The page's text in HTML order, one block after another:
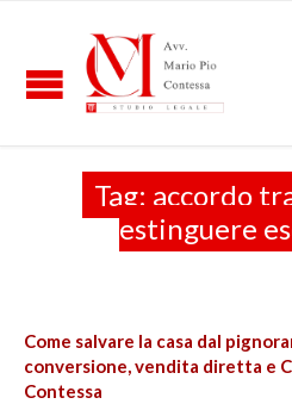
Tag: accordo
estinguere
Come salvare la casa dal
conversione, vendita diretta e
Contessa